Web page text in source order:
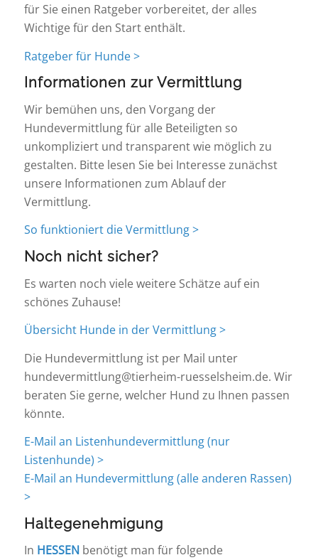
für Sie einen Ratgeber vorbereitet, der alles
Wichtige für den Start enthält.
Ratgeber für Hunde >
Informationen zur Vermittlung
Wir bemühen uns, den Vorgang der
Hundevermittlung für alle Beteiligten so
unkompliziert und transparent wie möglich zu
gestalten. Bitte lesen Sie bei Interesse zunächst
unsere Informationen zum Ablauf der
Vermittlung.
So funktioniert die Vermittlung >
Noch nicht sicher?
Es warten noch viele weitere Schätze auf ein
schönes Zuhause!
Übersicht Hunde in der Vermittlung >
Die Hundevermittlung ist per Mail unter
hundevermittlung@tierheim-ruesselsheim.de. Wir
beraten Sie gerne, welcher Hund zu Ihnen passen
könnte.
E-Mail an Listenhundevermittlung (nur
Listenhunde) >
E-Mail an Hundevermittlung (alle anderen Rassen)
>
Haltegenehmigung
In HESSENbenötigt man für folgende